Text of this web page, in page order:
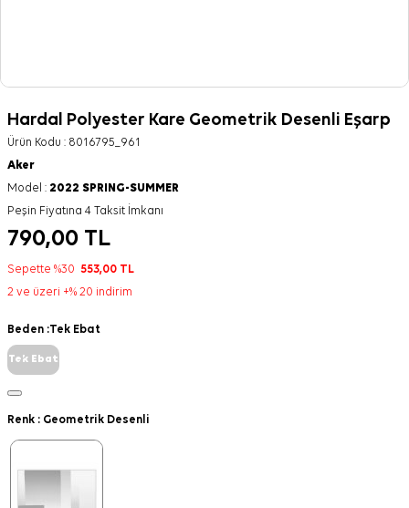
Hardal Polyester Kare Geometrik Desenli Eşarp
Ürün Kodu : 8016795_961
Aker
Model : 2022 SPRING-SUMMER
Peşin Fiyatına 4 Taksit İmkanı
790,00 TL
Sepette %30 553,00 TL
2 ve üzeri +% 20 indirim
Beden :Tek Ebat
Tek Ebat
Renk : Geometrik Desenli